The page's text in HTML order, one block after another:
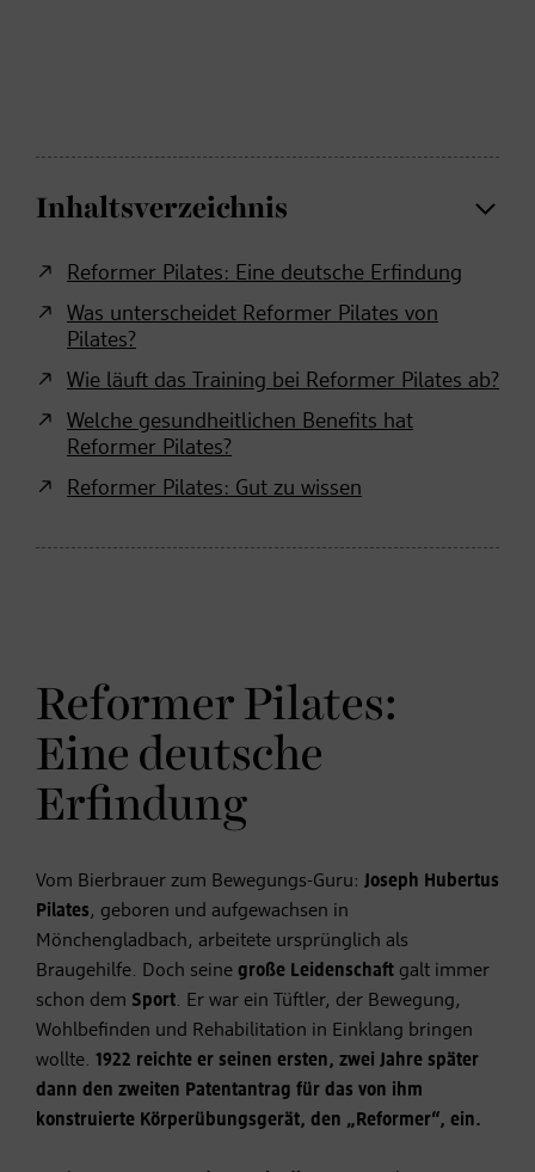
Inhaltsverzeichnis
Reformer Pilates: Eine deutsche Erfindung
Was unterscheidet Reformer Pilates von
Pilates?
Wie läuft das Training bei Reformer Pilates ab?
Welche gesundheitlichen Benefits hat
Reformer Pilates?
Reformer Pilates: Gut zu wissen
Reformer Pilates:
Eine deutsche
Erfindung
Vom Bierbrauer zum Bewegungs-Guru: Joseph Hubertus
Pilates, geboren und aufgewachsen in
Mönchengladbach, arbeitete ursprünglich als
Braugehilfe. Doch seine große Leidenschaft galt immer
schon dem Sport. Er war ein Tüftler, der Bewegung,
Wohlbefinden und Rehabilitation in Einklang bringen
wollte. 1922 reichte er seinen ersten, zwei Jahre später
dann den zweiten Patentantrag für das von ihm
konstruierte Körperübungsgerät, den „Reformer“, ein.